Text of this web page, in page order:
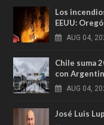
Los
EEUU:
AUG 04,
Chile suma
con
AUG 04,
José Luis